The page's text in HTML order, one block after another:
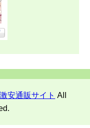
安通販サイト All